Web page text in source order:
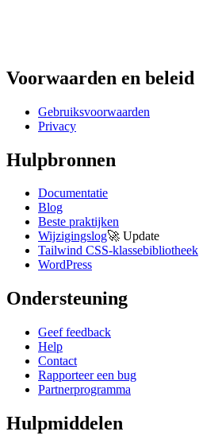
Voorwaarden en beleid
Gebruiksvoorwaarden
Privacy
Hulpbronnen
Documentatie
Blog
Beste praktijken
Wijzigingslog🚀 Update
Tailwind CSS-klassebibliotheek
WordPress
Ondersteuning
Geef feedback
Help
Contact
Rapporteer een bug
Partnerprogramma
Hulpmiddelen